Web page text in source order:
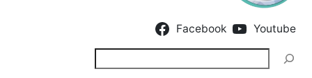
Facebook Youtube